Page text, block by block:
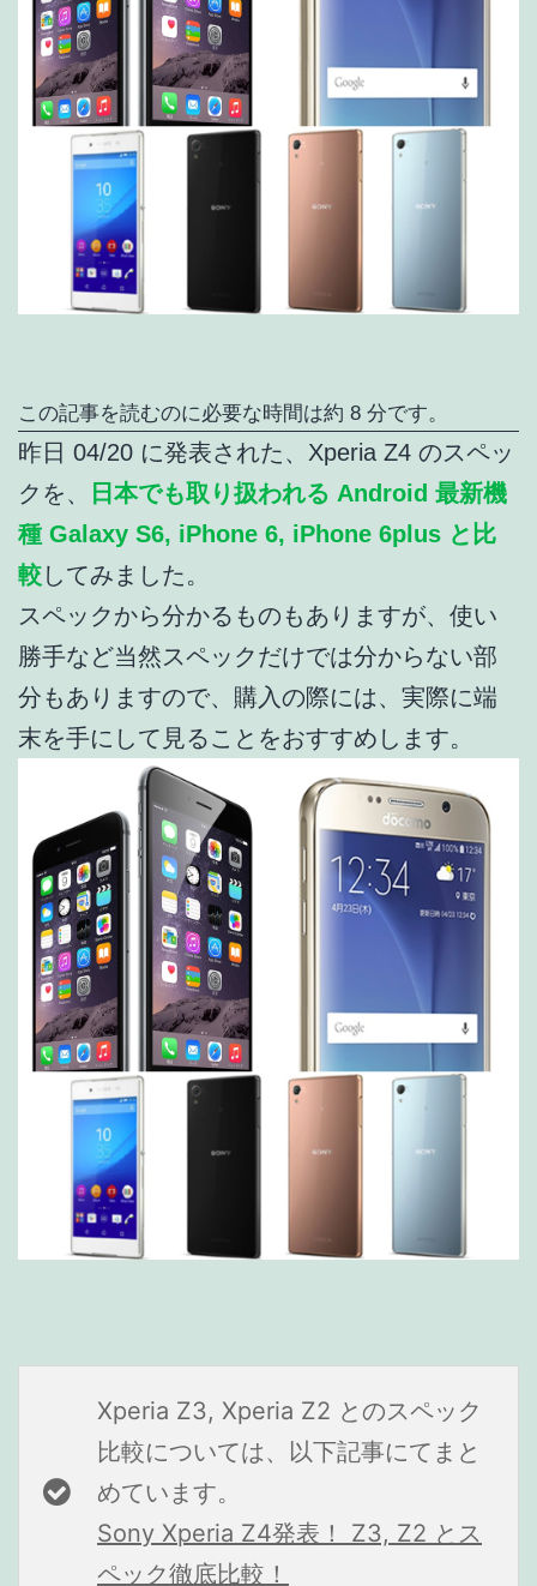
この記事を読むのに必要な時間は約 8 分です。
昨日 04/20 に発表された、Xperia Z4 のスペッ
クを、
日本でも取り扱われる Android 最新機
種 Galaxy S6, iPhone 6, iPhone 6plus と比
較してみました。
スペックから分かるものもありますが、使い
勝手など当然スペックだけでは分からない部
分もありますので、購入の際には、実際に端
末を手にして見ることをおすすめします。
Xperia Z3, Xperia Z2 とのスペック
比較については、以下記事にてまと
めています。
Sony Xperia Z4発表！ Z3, Z2 とス
ペック徹底比較！